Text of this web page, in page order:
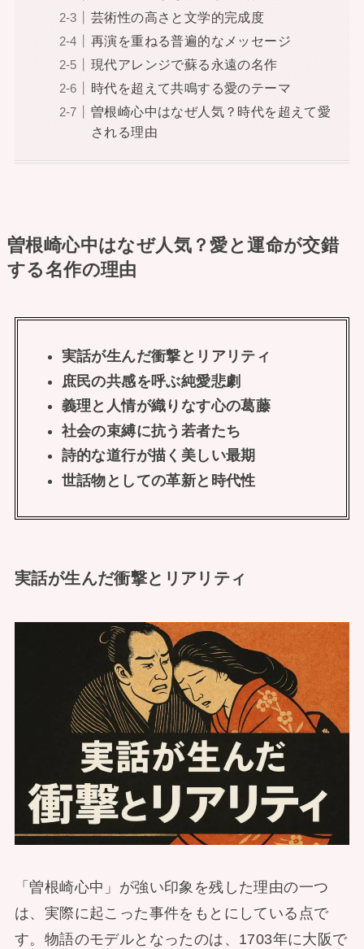
芸術性の高さと文学的完成度
再演を重ねる普遍的なメッセージ
現代アレンジで蘇る永遠の名作
時代を超えて共鳴する愛のテーマ
曽根崎心中はなぜ人気？時代を超えて愛
される理由
曽根崎心中はなぜ人気？愛と運命が交錯
する名作の理由
実話が生んだ衝撃とリアリティ
庶民の共感を呼ぶ純愛悲劇
義理と人情が織りなす心の葛藤
社会の束縛に抗う若者たち
詩的な道行が描く美しい最期
世話物としての革新と時代性
実話が生んだ衝撃とリアリティ
「曽根崎心中」が強い印象を残した理由の一つ
は、実際に起こった事件をもとにしている点で
す。物語のモデルとなったのは、1703年に大阪で